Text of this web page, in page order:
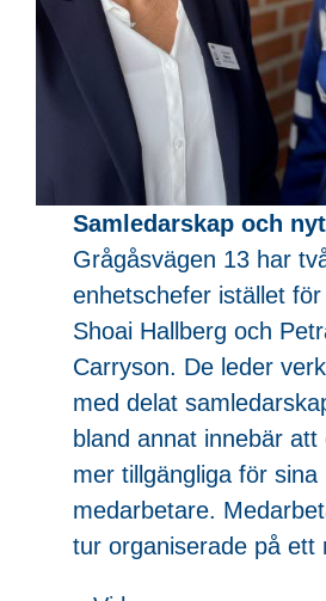
Samledarskap och
Grågåsvägen 13 har
enhetschefer istället
Shoai Hallberg och
Carryson. De leder
med delat
bland annat innebär
mer tillgängliga för sina
medarbetare.
tur organiserade på ett